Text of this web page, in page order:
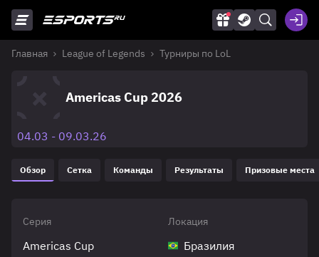
Главная League of Legends Турниры по LoL
Americas Cup 2026
04.03 - 09.03.26
Обзор Сетка Команды Результаты Призовые места
Серия
Americas Cup
Локация
Бразилия